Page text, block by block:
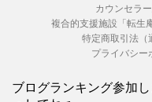
カウンセラ
複合的支援施設「転生
特定商取引法（
プライバシー
ブログランキング参加